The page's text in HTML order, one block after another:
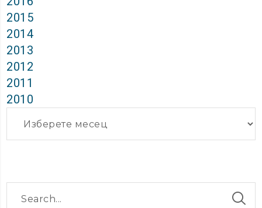
2015
2014
2013
2012
2011
2010